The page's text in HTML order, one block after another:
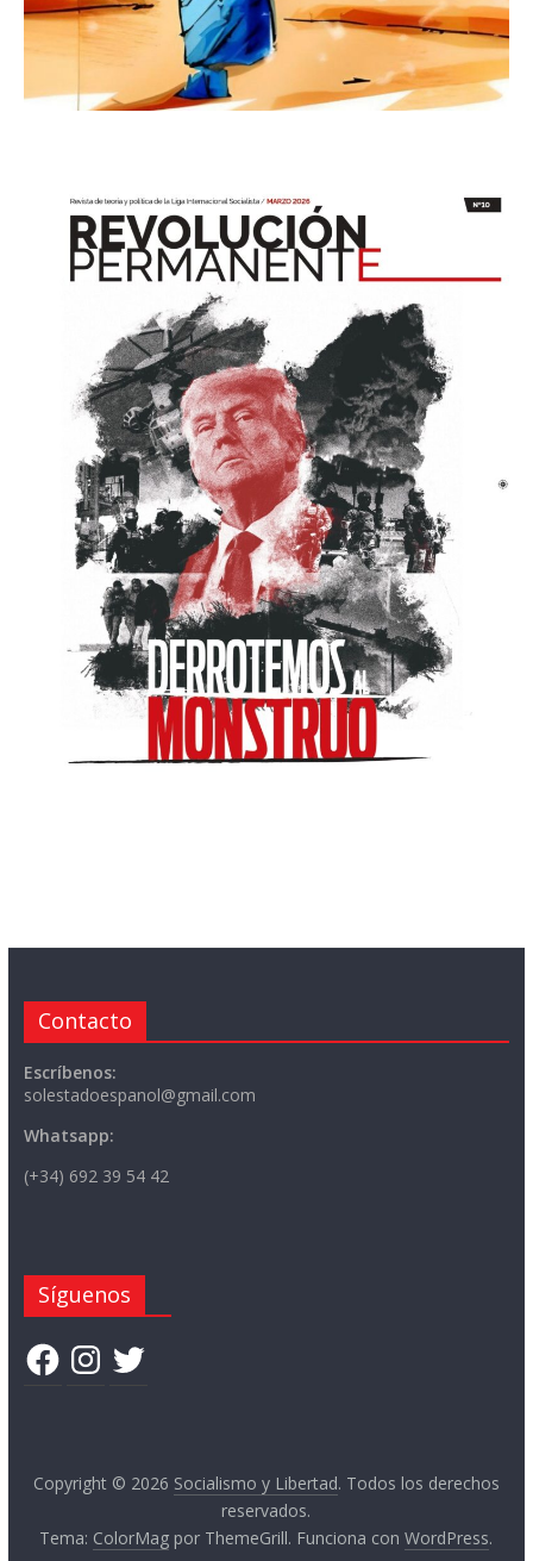
Contacto
Escríbenos:
solestadoespanol@gmail.com
Whatsapp:
(+34) 692 39 54 42
Síguenos
FacebookInstagram
Twitter
Copyright © 2026 Socialismo y Libertad. Todos los derechos
reservados.
Tema: ColorMag por ThemeGrill. Funciona conWordPress.